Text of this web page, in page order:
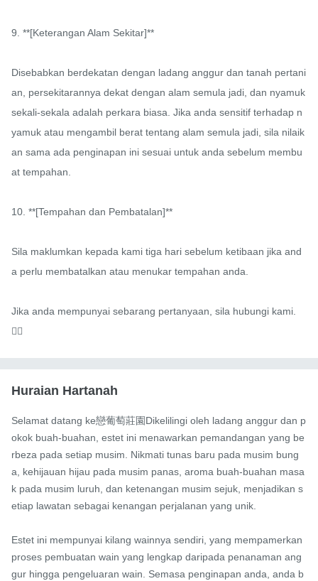
9. **[Keterangan Alam Sekitar]**
Disebabkan berdekatan dengan ladang anggur dan tanah pertani
an, persekitarannya dekat dengan alam semula jadi, dan nyamuk
sekali-sekala adalah perkara biasa. Jika anda sensitif terhadap n
yamuk atau mengambil berat tentang alam semula jadi, sila nilaik
an sama ada penginapan ini sesuai untuk anda sebelum membu
at tempahan.
10. **[Tempahan dan Pembatalan]**
Sila maklumkan kepada kami tiga hari sebelum ketibaan jika and
a perlu membatalkan atau menukar tempahan anda.
Jika anda mempunyai sebarang pertanyaan, sila hubungi kami.
🙋‍♀️
Huraian Hartanah
Selamat datang ke戀葡萄莊園Dikelilingi oleh ladang anggur dan p
okok buah-buahan, estet ini menawarkan pemandangan yang be
rbeza pada setiap musim. Nikmati tunas baru pada musim bung
a, kehijauan hijau pada musim panas, aroma buah-buahan masa
k pada musim luruh, dan ketenangan musim sejuk, menjadikan s
etiap lawatan sebagai kenangan perjalanan yang unik.
Estet ini mempunyai kilang wainnya sendiri, yang mempamerkan
proses pembuatan wain yang lengkap daripada penanaman ang
gur hingga pengeluaran wain. Semasa penginapan anda, anda b